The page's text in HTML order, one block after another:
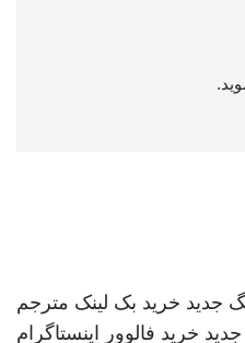
.
جدید خرید بک لینک مترجم
جدید خرید فالوور اینستاگرام